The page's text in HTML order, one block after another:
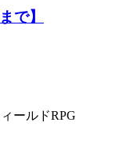
で】
ールドRPG